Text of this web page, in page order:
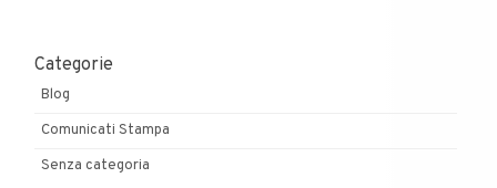
Categorie
Blog
Comunicati Stampa
Senza categoria